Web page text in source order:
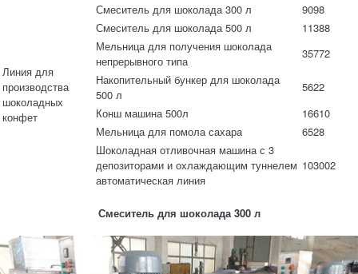
Линия для
производства
шоколадных
конфет
Смеситель для шоколада 300 л
9098
Смеситель для шоколада 500 л
11388
Мельница для получения шоколада
непрерывного типа
35772
Накопительный бункер для шоколада
500 л
5622
Конш машина 500л
16610
Мельница для помола сахара
6528
Шоколадная отливочная машина с 3
депозиторами и охлаждающим туннелем
автоматическая линия
103002
Смеситель для шоколада 300 л